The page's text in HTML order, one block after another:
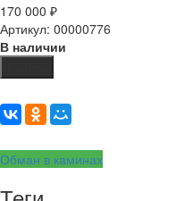
170 000 ₽
Артикул: 00000776
В наличии
Обман в каминах